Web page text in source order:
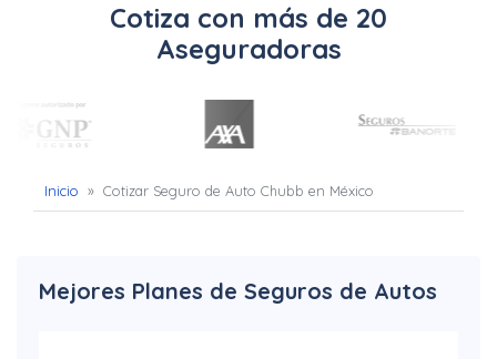
Cotiza con más de 20
Aseguradoras
Inicio » Cotizar Seguro de Auto Chubb en México
Mejores Planes de Seguros de Autos